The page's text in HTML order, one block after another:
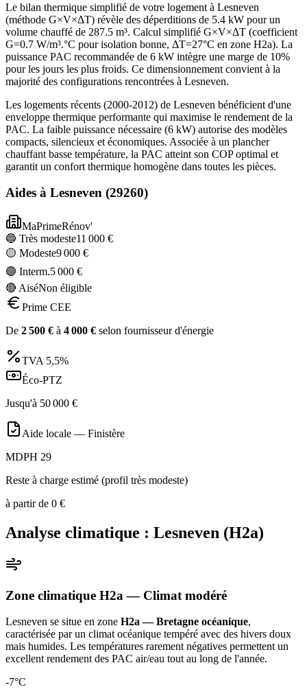
Le bilan thermique simplifié de votre logement à Lesneven
(méthode G×V×ΔT) révèle des déperditions de 5.4 kW pour un
volume chauffé de 287.5 m³. Calcul simplifié G×V×ΔT (coefficient
G=0.7 W/m³.°C pour isolation bonne, ΔT=27°C en zone H2a). La
puissance PAC recommandée de 6 kW intègre une marge de 10%
pour les jours les plus froids. Ce dimensionnement convient à la
majorité des configurations rencontrées à Lesneven.
Les logements récents (2000-2012) de Lesneven bénéficient d'une
enveloppe thermique performante qui maximise le rendement de la
PAC. La faible puissance nécessaire (6 kW) autorise des modèles
compacts, silencieux et économiques. Associée à un plancher
chauffant basse température, la PAC atteint son COP optimal et
garantit un confort thermique homogène dans toutes les pièces.
Aides à Lesneven (29260)
MaPrimeRénov'
🔵 Très modeste11 000 €
🟡 Modeste9 000 €
🟣 Interm.5 000 €
🔴 AiséNon éligible
Prime CEE
De 2 500 € à 4 000 € selon fournisseur d'énergie
TVA 5,5%
Éco-PTZ
Jusqu'à 50 000 €
Aide locale — Finistère
MDPH 29
Reste à charge estimé (profil très modeste)
à partir de 0 €
Analyse climatique : Lesneven (H2a)
Zone climatique H2a — Climat modéré
Lesneven se situe en zone H2a — Bretagne océanique,
caractérisée par un climat océanique tempéré avec des hivers doux
mais humides. Les températures rarement négatives permettent un
excellent rendement des PAC air/eau tout au long de l'année.
-7°C